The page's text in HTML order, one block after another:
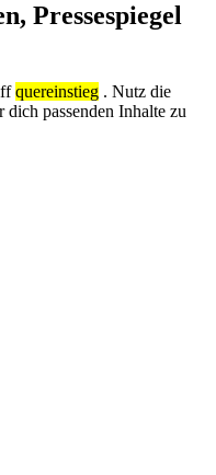
Pressespiegel
quereinstieg . Nutz die
passenden Inhalte zu